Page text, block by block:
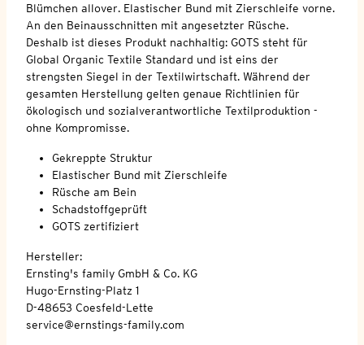
Blümchen allover. Elastischer Bund mit Zierschleife vorne.
An den Beinausschnitten mit angesetzter Rüsche.
Deshalb ist dieses Produkt nachhaltig: GOTS steht für
Global Organic Textile Standard und ist eins der
strengsten Siegel in der Textilwirtschaft. Während der
gesamten Herstellung gelten genaue Richtlinien für
ökologisch und sozialverantwortliche Textilproduktion -
ohne Kompromisse.
Gekreppte Struktur
Elastischer Bund mit Zierschleife
Rüsche am Bein
Schadstoffgeprüft
GOTS zertifiziert
Hersteller:
Ernsting's family GmbH & Co. KG
Hugo-Ernsting-Platz 1
D-48653 Coesfeld-Lette
service@ernstings-family.com